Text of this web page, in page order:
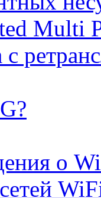
Multi
с
о